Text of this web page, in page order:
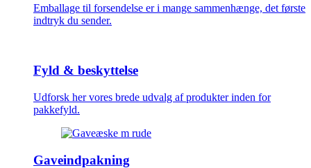
Emballage til forsendelse er i mange sammenhænge, det første
indtryk du sender.
Fyld & beskyttelse
Udforsk her vores brede udvalg af produkter inden for
pakkefyld.
Gaveindpakning